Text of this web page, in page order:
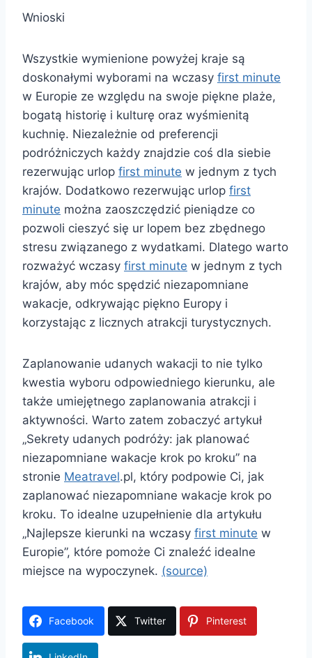
Wnioski
Wszystkie wymienione powyżej kraje są
doskonałymi wyborami na wczasy first minute
w Europie ze względu na swoje piękne plaże,
bogatą historię i kulturę oraz wyśmienitą
kuchnię. Niezależnie od preferencji
podróżniczych każdy znajdzie coś dla siebie
rezerwując urlop first minute w jednym z tych
krajów. Dodatkowo rezerwując urlop first
minute można zaoszczędzić pieniądze co
pozwoli cieszyć się ur lopem bez zbędnego
stresu związanego z wydatkami. Dlatego warto
rozważyć wczasy first minute w jednym z tych
krajów, aby móc spędzić niezapomniane
wakacje, odkrywając piękno Europy i
korzystając z licznych atrakcji turystycznych.
Zaplanowanie udanych wakacji to nie tylko
kwestia wyboru odpowiedniego kierunku, ale
także umiejętnego zaplanowania atrakcji i
aktywności. Warto zatem zobaczyć artykuł
„Sekrety udanych podróży: jak planować
niezapomniane wakacje krok po kroku” na
stronie Meatravel.pl, który podpowie Ci, jak
zaplanować niezapomniane wakacje krok po
kroku. To idealne uzupełnienie dla artykułu
„Najlepsze kierunki na wczasy first minute w
Europie”, które pomoże Ci znaleźć idealne
miejsce na wypoczynek. (source)
Facebook Twitter Pinterest